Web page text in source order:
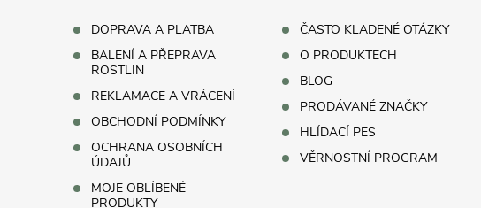
DOPRAVA A PLATBA
BALENÍ A PŘEPRAVA
ROSTLIN
REKLAMACE A VRÁCENÍ
OBCHODNÍ PODMÍNKY
OCHRANA OSOBNÍCH
ÚDAJŮ
MOJE OBLÍBENÉ
PRODUKTY
ČASTO KLADENÉ OTÁZKY
O PRODUKTECH
BLOG
PRODÁVANÉ ZNAČKY
HLÍDACÍ PES
VĚRNOSTNÍ PROGRAM